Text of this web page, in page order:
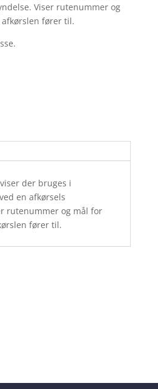
Viser rutenummer og
fører til.
der bruges i
en afkørsels
rutenummer og mål for
fører til.